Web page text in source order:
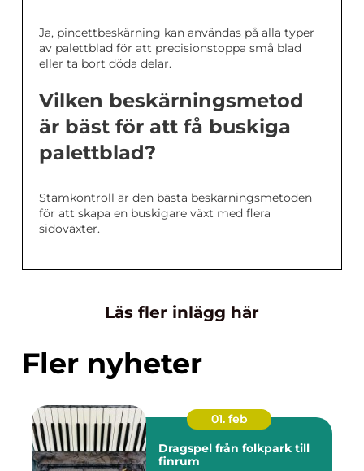
Ja, pincettbeskärning kan användas på alla typer
av palettblad för att precisionstoppa små blad
eller ta bort döda delar.
Vilken beskärningsmetod
är bäst för att få buskiga
palettblad?
Stamkontroll är den bästa beskärningsmetoden
för att skapa en buskigare växt med flera
sidoväxter.
Läs fler inlägg här
Fler nyheter
01. feb
Dragspel från folkpark till
finrum